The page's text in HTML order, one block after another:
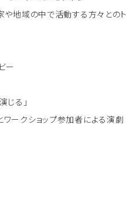
や地域の中で活動する方々とのト
ー
じる」
ークショップ参加者による演劇